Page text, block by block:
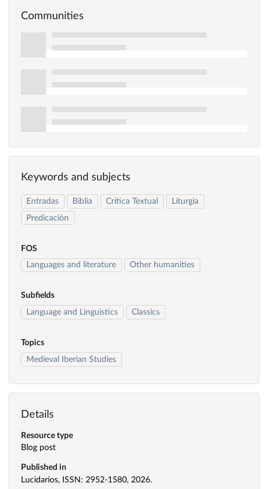
Communities
Keywords and subjects
Entradas Biblia Crítica Textual
Liturgia
Predicación
FOS
Languages and literature
Other humanities
Subfields
Language and Linguistics
Classics
Topics
Medieval Iberian Studies
Details
Resource type
Blog post
Published in
Lucidarios, ISSN: 2952-1580, 2026.